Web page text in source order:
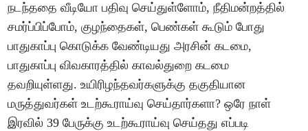
நடந்ததை வீடியோ பதிவு செய்துள்ளோம், நீதிமன்றத்தில்
சமர்ப்பிப்போம், குழந்தைகள், பெண்கள் கூடும் போது
பாதுகாப்பு கொடுக்க வேண்டியது அரசின் கடமை,
பாதுகாப்பு விவகாரத்தில் காவல்துறை கடமை
தவறியுள்ளது. உயிரிழந்தவர்களுக்கு தகுதியான
மருத்துவர்கள் உடற்கூராய்வு செய்தார்களா? ஒரே நாள்
இரவில் 39 பேருக்கு உடற்கூராய்வு செய்தது எப்படி